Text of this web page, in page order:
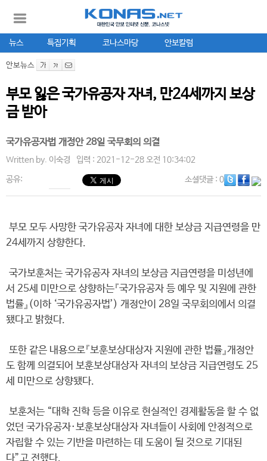
뉴스 특집기획 코나스마당 안보칼럼
안보뉴스
부모 잃은 국가유공자 자녀, 만24세까지 보상
금 받아
국가유공자법 개정안 28일 국무회의 의결
Written by. 이숙경 입력 : 2021-12-28 오전 10:34:02
공유: 소셜댓글: 0
부모 모두 사망한 국가유공자 자녀에 대한 보상금 지급연령을 만
24세까지 상향한다.
국가보훈처는 국가유공자 자녀의 보상금 지급연령을 미성년에
서 25세 미만으로 상향하는『국가유공자 등 예우 및 지원에 관한
법률』(이하 ‘국가유공자법’) 개정안이 28일 국무회의에서 의결
됐다고 밝혔다.
또한 같은 내용으로『보훈보상대상자 지원에 관한 법률』개정안
도 함께 의결되어 보훈보상대상자 자녀의 보상금 지급연령도 25
세 미만으로 상향됐다.
보훈처는 “대학 진학 등을 이유로 현실적인 경제활동을 할 수 없
었던 국가유공자·보훈보상대상자 자녀들이 사회에 안정적으로
자립할 수 있는 기반을 마련하는 데 도움이 될 것으로 기대된
다”고 전했다.